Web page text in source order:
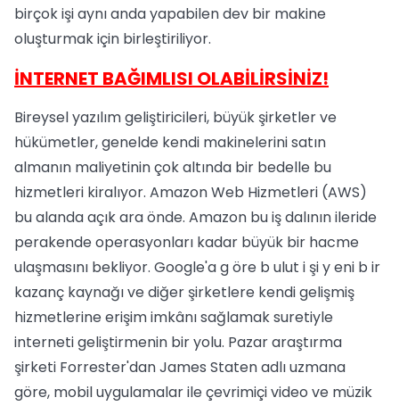
birçok işi aynı anda yapabilen dev bir makine
oluşturmak için birleştiriliyor.
İNTERNET BAĞIMLISI OLABİLİRSİNİZ!
Bireysel yazılım geliştiricileri, büyük şirketler ve
hükümetler, genelde kendi makinelerini satın
almanın maliyetinin çok altında bir bedelle bu
hizmetleri kiralıyor. Amazon Web Hizmetleri (AWS)
bu alanda açık ara önde. Amazon bu iş dalının ileride
perakende operasyonları kadar büyük bir hacme
ulaşmasını bekliyor. Google'a g öre b ulut i şi y eni b ir
kazanç kaynağı ve diğer şirketlere kendi gelişmiş
hizmetlerine erişim imkânı sağlamak suretiyle
interneti geliştirmenin bir yolu. Pazar araştırma
şirketi Forrester'dan James Staten adlı uzmana
göre, mobil uygulamalar ile çevrimiçi video ve müzik